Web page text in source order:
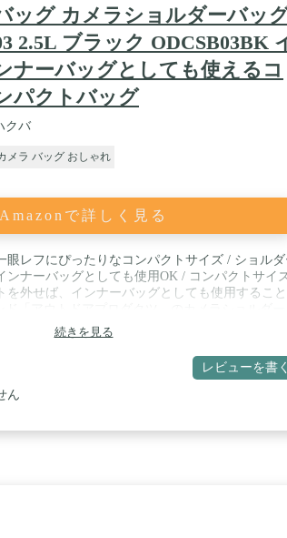
ッグ カメラショルダーバッ
2.5L ブラック ODCSB03BK
ナーバッグとしても使えるコ
パクトバッグ
クバ
メラ バッグ おしゃれ
Amazonで詳しく見る
眼レフにぴったりなコンパクトサイズ / ショルダ
ンナーバッグとしても使用OK / コンパクトサイ
を外せば、インナーバッグとしても使用するこ
/ 外寸法 : W230×H150×D125mm / 収納
眼カメラ+交換レンズ1本 / しっかりした持ち手が
した持ち運びにも便利です。
続きを見る
レビューを書く
ん